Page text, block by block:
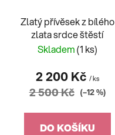
Zlatý přívěsek z bílého
zlata srdce štěstí
Skladem(1 ks)
2 200 Kč / ks
2 500 Kč (–12 %)
DO KOŠÍKU